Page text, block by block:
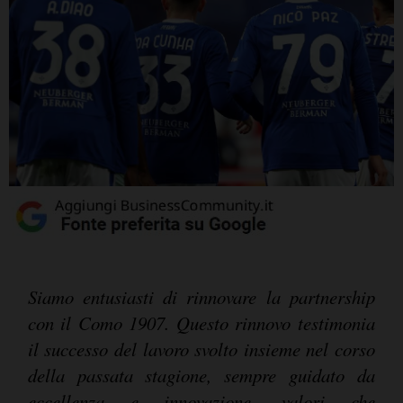
Siamo entusiasti di rinnovare la partnership
con il Como 1907. Questo rinnovo testimonia
il successo del lavoro svolto insieme nel corso
della passata stagione, sempre guidato da